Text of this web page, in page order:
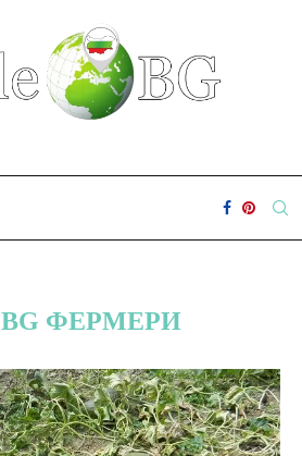
BG ФЕРМЕРИ